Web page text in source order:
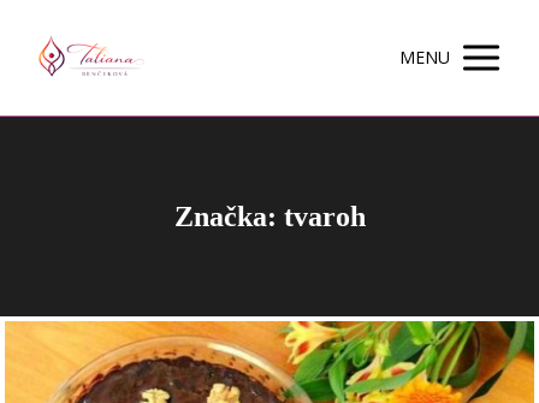
MENU
Značka: tvaroh